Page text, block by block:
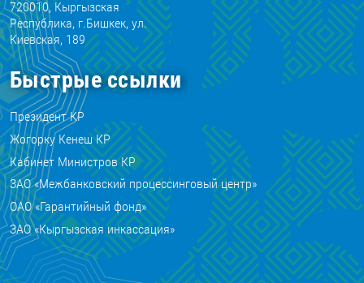
720010, Кыргызская
Республика, г.Бишкек, ул.
Киевская, 189
Быстрые ссылки
Президент КР
Жогорку Кенеш КР
Кабинет Министров КР
ЗАО «Межбанковский процессинговый центр»
ОАО «Гарантийный фонд»
ЗАО «Кыргызская инкассация»